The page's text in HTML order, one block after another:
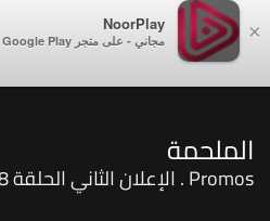
×
NoorPlay
مجاني - على متجر Google Play
الملحمة
Promos . الإعلان الثاني الحلقة 8